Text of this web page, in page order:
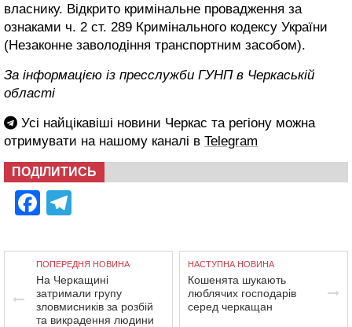
власнику. Відкрито кримінальне провадження за
ознаками ч. 2 ст. 289 Кримінального кодексу України
(Незаконне заволодіння транспортним засобом).
За інформацією із пресслужби ГУНП в Черкаській
області
Усі найцікавіші новини Черкас та регіону можна
отримувати на нашому каналі в Telegram
ПОДІЛИТИСЬ
Facebook
ПОПЕРЕДНЯ НОВИНА
На Черкащині
затримали групу
зловмисників за розбій
та викрадення людини
НАСТУПНА НОВИНА
Кошенята шукають
люблячих господарів
серед черкащан